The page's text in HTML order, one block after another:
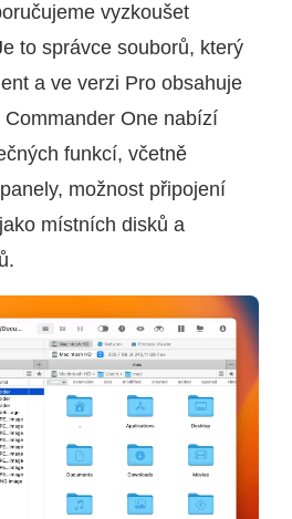
vyzkoušet
to správce souborů, který
a ve verzi Pro obsahuje
Commander One nabízí
funkcí, včetně
možnost připojení
místních disků a